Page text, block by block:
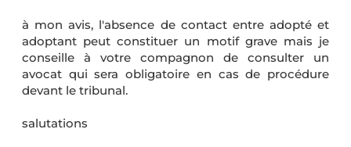
à mon avis, l'absence de contact entre adopté et
adoptant peut constituer un motif grave mais je
conseille à votre compagnon de consulter un
avocat qui sera obligatoire en cas de procédure
devant le tribunal.
salutations